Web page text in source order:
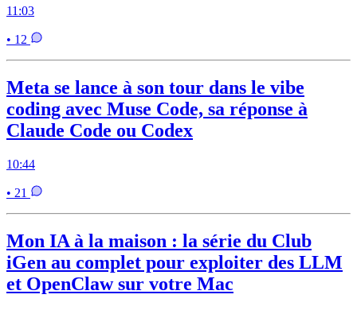
11:03
• 12
Meta se lance à son tour dans le vibe
coding avec Muse Code, sa réponse à
Claude Code ou Codex
10:44
• 21
Mon IA à la maison : la série du Club
iGen au complet pour exploiter des LLM
et OpenClaw sur votre Mac